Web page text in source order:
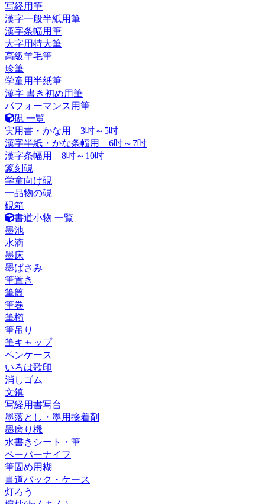
写経用筆
漢字一般半紙用筆
漢字条幅用筆
大字用特大筆
高級羊毛筆
珍筆
学童用半紙筆
漢字 書き初め用筆
パフォーマンス用筆
硯 一覧
実用書・かな用 3吋～5吋
漢字半紙・かな条幅用 6吋～7吋
漢字条幅用 8吋～10吋
篆刻硯
学童向け硯
一品物の硯
硯箱
書道小物 一覧
墨池
水滴
墨床
墨ばさみ
筆置き
筆筒
筆巻
筆櫛
筆吊り
筆キャップ
ペンケース
いろは歌印
消しゴム
文鎮
写経用書写台
墨落とし・墨用接着剤
墨磨り機
水書きシート・筆
ペーパーナイフ
筆固め用糊
書道バック・ケース
灯ろう